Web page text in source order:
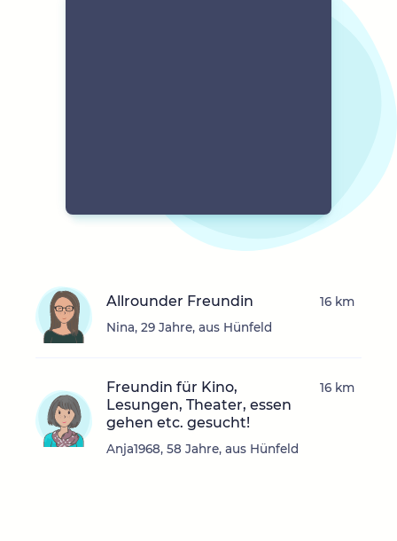
Allrounder Freundin
Nina, 29 Jahre, aus Hünfeld
16 km
Freundin für Kino,
Lesungen, Theater, essen
gehen etc. gesucht!
Anja1968, 58 Jahre, aus Hünfeld
16 km